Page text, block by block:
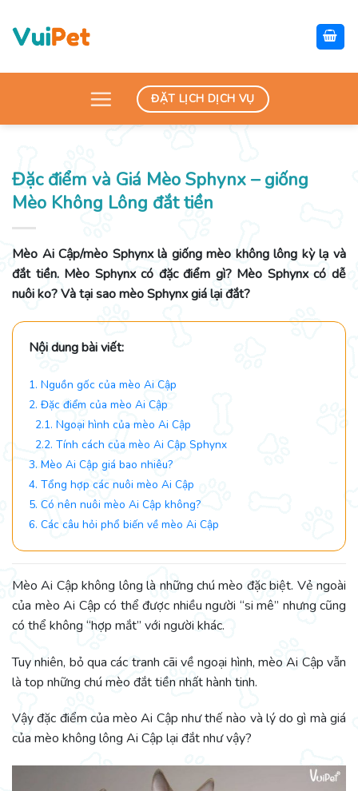
content
ĐẶT LỊCH DỊCH VỤ
Đặc điểm và Giá Mèo Sphynx – giống
Mèo Không Lông đắt tiền
Mèo Ai Cập/mèo Sphynx là giống mèo không lông kỳ lạ và
đắt tiền. Mèo Sphynx có đặc điểm gì? Mèo Sphynx có dễ
nuôi ko? Và tại sao mèo Sphynx giá lại đắt?
Nội dung bài viết:
1. Nguồn gốc của mèo Ai Cập
2. Đặc điểm của mèo Ai Cập
2.1. Ngoại hình của mèo Ai Cập
2.2. Tính cách của mèo Ai Cập Sphynx
3. Mèo Ai Cập giá bao nhiêu?
4. Tổng hợp các nuôi mèo Ai Cập
5. Có nên nuôi mèo Ai Cập không?
6. Các câu hỏi phổ biến về mèo Ai Cập
Mèo Ai Cập không lông là những chú mèo đặc biệt. Vẻ ngoài
của mèo Ai Cập có thể được nhiều người “si mê” nhưng cũng
có thể không “hợp mắt” với người khác.
Tuy nhiên, bỏ qua các tranh cãi về ngoại hình, mèo Ai Cập vẫn
là top những chú mèo đắt tiền nhất hành tinh.
Vậy đặc điểm của mèo Ai Cập như thế nào và lý do gì mà giá
của mèo không lông Ai Cập lại đắt như vậy?